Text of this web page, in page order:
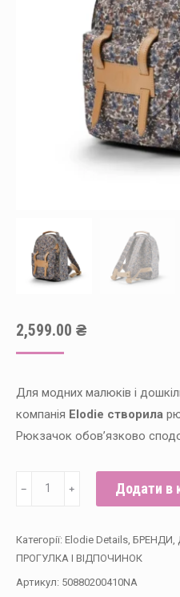
2,599.00 ₴
Для модних малюків і
компанія Elodie створила
Рюкзачок обов’язково
Elodie
Рюкзак
MINI™,
﹣ ﹢ Додати в
Категорії: Elodie Details БРЕНДИ
ПРОГУЛКА І ВІДПОЧИНОК
Артикул: 50880200410NA